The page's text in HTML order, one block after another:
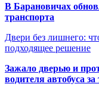
В Барановичах
транспорта
Двери без лишнего:
подходящее решение
Зажало дверью и
водителя автобуса